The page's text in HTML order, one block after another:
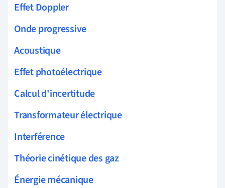
Effet Doppler
Onde progressive
Acoustique
Effet photoélectrique
Calcul d'incertitude
Transformateur électrique
Interférence
Théorie cinétique des gaz
Énergie mécanique